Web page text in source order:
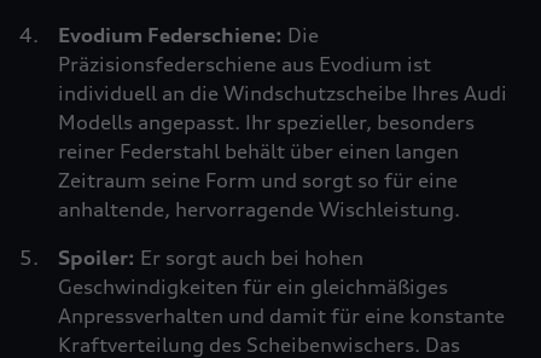
Evodium Federschiene: Die
Präzisionsfederschiene aus Evodium ist
individuell an die Windschutzscheibe Ihres Audi
Modells angepasst. Ihr spezieller, besonders
reiner Federstahl behält über einen langen
Zeitraum seine Form und sorgt so für eine
anhaltende, hervorragende Wischleistung.
Spoiler: Er sorgt auch bei hohen
Geschwindigkeiten für ein gleichmäßiges
Anpressverhalten und damit für eine konstante
Kraftverteilung des Scheibenwischers. Das